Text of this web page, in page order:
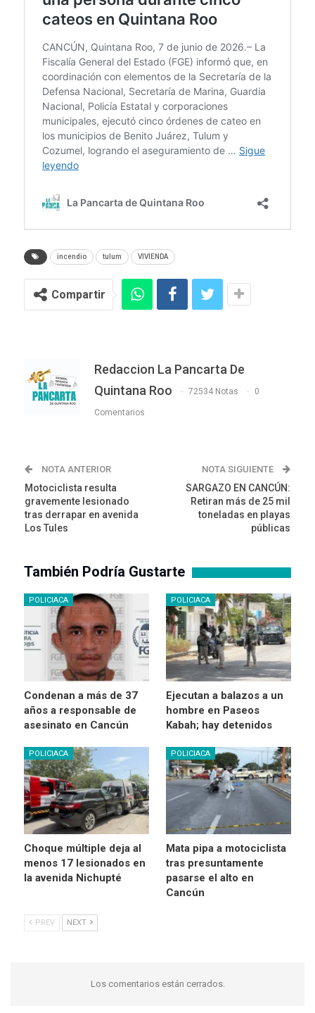
incendio tulum VIVIENDA
Compartir
Redaccion La Pancarta De
Quintana Roo
72534 Notas 0
Comentarios
NOTA ANTERIOR
Motociclista resulta
gravemente lesionado
tras derrapar en avenida
Los Tules
NOTA SIGUIENTE
SARGAZO EN CANCÚN:
Retiran más de 25 mil
toneladas en playas
públicas
También Podría Gustarte
POLICIACA
Condenan a más de 37
años a responsable de
asesinato en Cancún
POLICIACA
Ejecutan a balazos a un
hombre en Paseos
Kabah; hay detenidos
POLICIACA
Choque múltiple deja al
menos 17 lesionados en
la avenida Nichupté
POLICIACA
Mata pipa a motociclista
tras presuntamente
pasarse el alto en
Cancún
PREV NEXT
Los comentarios están cerrados.